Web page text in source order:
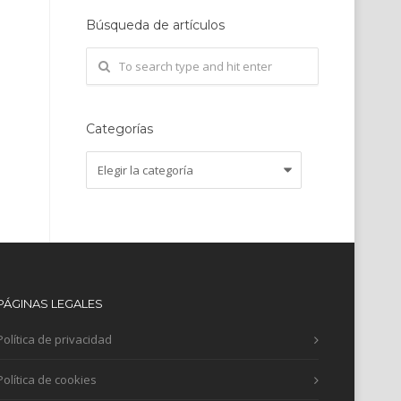
Búsqueda de artículos
Categorías
LEGALES
de privacidad
de cookies